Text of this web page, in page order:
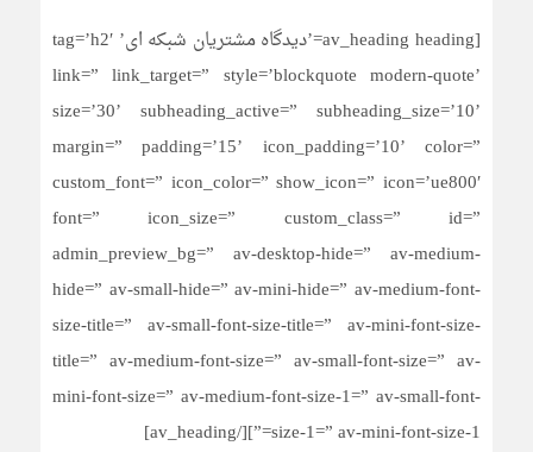
[av_heading heading=’دیدگاه مشتریان شبکه ای’ tag=’h2′
link=” link_target=” style=’blockquote modern-quote’
size=’30’ subheading_active=” subheading_size=’10’
margin=” padding=’15’ icon_padding=’10’ color=”
custom_font=” icon_color=” show_icon=” icon=’ue800′
font=” icon_size=” custom_class=” id=”
admin_preview_bg=” av-desktop-hide=” av-medium-
hide=” av-small-hide=” av-mini-hide=” av-medium-font-
size-title=” av-small-font-size-title=” av-mini-font-size-
title=” av-medium-font-size=” av-small-font-size=” av-
mini-font-size=” av-medium-font-size-1=” av-small-font-
size-1=” av-mini-font-size-1=”][/av_heading]